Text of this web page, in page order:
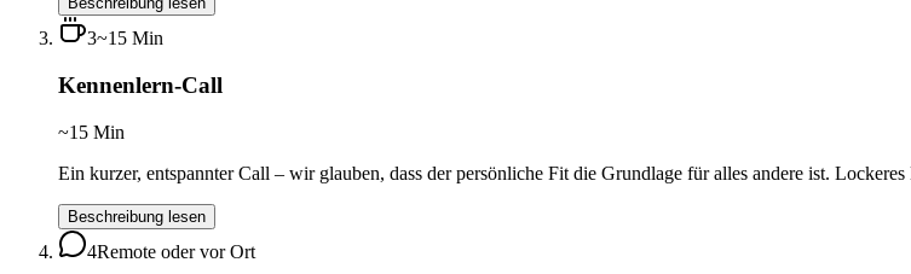
3~15 Min
Kennenlern-Call
~15 Min
Ein kurzer, entspannter Call – wir glauben, dass der persönliche Fit die Grundlage für alles andere ist.
Beschreibung lesen
4Remote oder vor Ort